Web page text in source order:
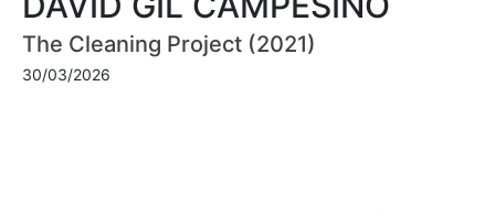
The Cleaning Project (2021)
30/03/2026